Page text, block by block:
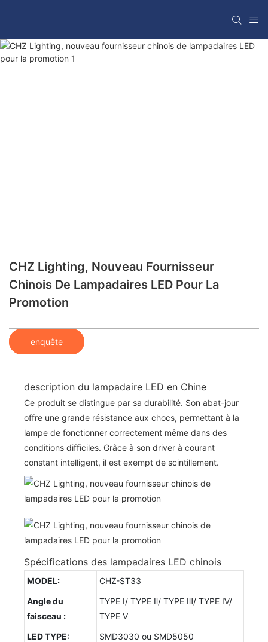
CHZ Lighting, Nouveau Fournisseur
Chinois De Lampadaires LED Pour La
Promotion
enquête
description du lampadaire LED en Chine
Ce produit se distingue par sa durabilité. Son abat-jour
offre une grande résistance aux chocs, permettant à la
lampe de fonctionner correctement même dans des
conditions difficiles. Grâce à son driver à courant
constant intelligent, il est exempt de scintillement.
Spécifications des lampadaires LED chinois
MODEL:
CHZ-ST33
Angle du
faisceau :
TYPE Ⅰ/ TYPE Ⅱ/ TYPE Ⅲ/ TYPE Ⅳ/
TYPE Ⅴ
LED TYPE:
SMD3030 ou SMD5050